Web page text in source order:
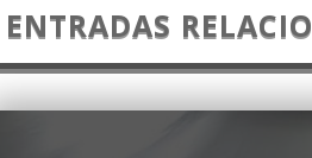
ENTRADAS